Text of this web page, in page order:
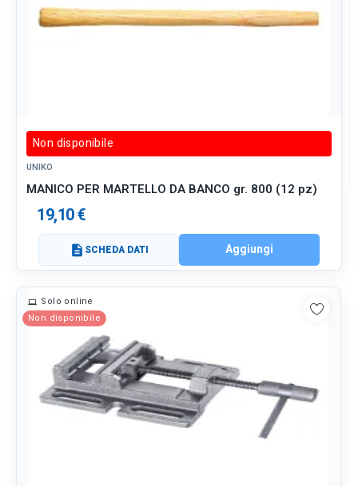
Non disponibile
UNIKO
MANICO PER MARTELLO DA BANCO gr. 800 (12 pz)
19,10 €
description SCHEDA DATI Aggiungi
Solo online
Non disponibile